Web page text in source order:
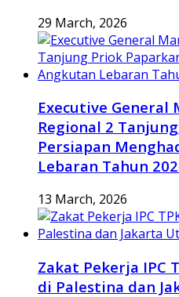
29 March, 2026
Executive General
Regional 2
Persiapan
Lebaran Tahun
13 March, 2026
Zakat Pekerja IPC
di Palestina dan